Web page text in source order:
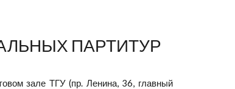
ПАРТИТУР
зале ТГУ (пр. Ленина, 36, главный